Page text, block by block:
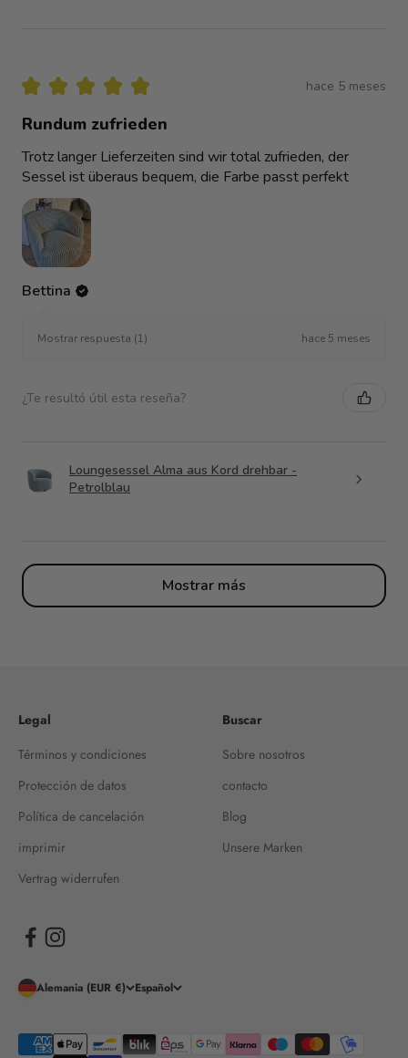
★ ★ ★ ★ ★ hace 5 meses
Rundum zufrieden
Trotz langer Lieferzeiten sind wir total zufrieden, der
Sessel ist überaus bequem, die Farbe passt perfekt
Bettina
Mostrar respuesta (1) hace 5 meses
¿Te resultó útil esta reseña?
Loungesessel Alma aus Kord drehbar -
Petrolblau
Mostrar más
Legal
Términos y condiciones
Protección de datos
Política de cancelación
imprimir
Vertrag widerrufen
Buscar
Sobre nosotros
contacto
Blog
Unsere Marken
Alemania (EUR €) Español